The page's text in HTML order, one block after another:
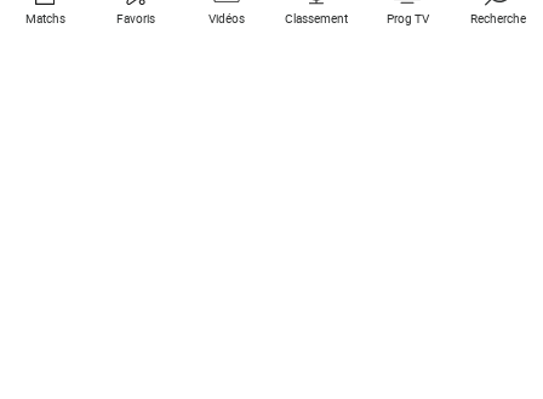
Matchs Favoris Vidéos Classement Prog TV Recherche